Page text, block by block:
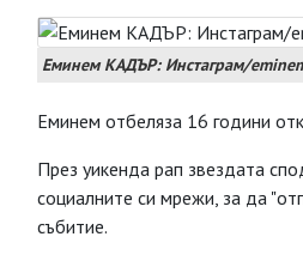
Еминем КАДЪР: Инстаграм/
Еминем отбеляза 16 години
През уикенда рап звездата
социалните си мрежи, за да
събитие.